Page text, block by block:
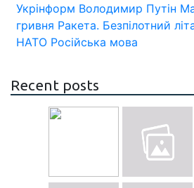
Укрінформ Володимир Путін
гривня Ракета. Безпілотний
НАТО Російська мова
Recent posts